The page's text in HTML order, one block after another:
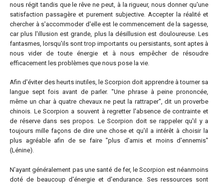
nous régit tandis que le rêve ne peut, à la rigueur, nous donner qu'une
satisfaction passagère et purement subjective. Accepter la réalité et
chercher à s'accommoder d'elle est le commencement de la sagesse,
car plus l'illusion est grande, plus la désillusion est douloureuse. Les
fantasmes, lorsqu'ils sont trop importants ou persistants, sont aptes à
nous vider de toute énergie et à nous empêcher de résoudre
efficacement les problèmes que nous pose la vie.
Afin d'éviter des heurts inutiles, le Scorpion doit apprendre à tourner sa
langue sept fois avant de parler. "Une phrase à peine prononcée,
même un char à quatre chevaux ne peut la rattraper", dit un proverbe
chinois. Le Scorpion a souvent à regretter l'absence de contrainte et
de réserve dans ses propos. Le Scorpion doit se rappeler qu'il y a
toujours mille façons de dire une chose et qu'il a intérêt à choisir la
plus agréable afin de se faire "plus d'amis et moins d'ennemis"
(Lénine).
N'ayant généralement pas une santé de fer, le Scorpion est néanmoins
doté de beaucoup d'énergie et d'endurance. Ses ressources sont